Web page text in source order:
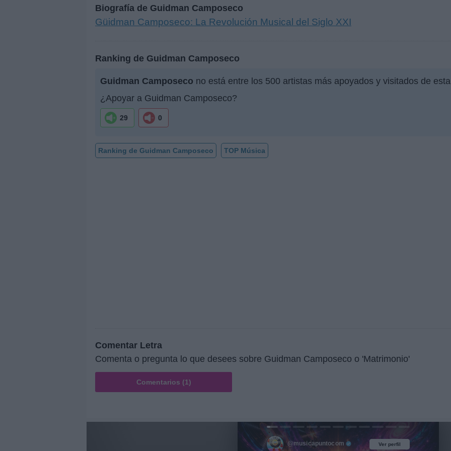
Biografía de Guidman Camposeco
Güidman Camposeco: La Revolución Musical del Siglo XXI
Ranking de Guidman Camposeco
Guidman Camposeco no está entre los 500 artistas más apoyados y visitados de
¿Apoyar a Guidman Camposeco?
29 0
Ranking de Guidman Camposeco TOP Música
Comentar Letra
Comenta o pregunta lo que desees sobre Guidman Camposeco o 'Matrimonio'
Comentarios (1)
Ver perfil
@musicapuntocom Ver perfil